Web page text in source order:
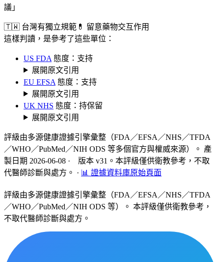
議」
🇹🇼 台灣有獨立規範 💊 留意藥物交互作用
這樣判讀，是參考了這些單位：
US FDA 態度：支持
展開原文引用
EU EFSA 態度：支持
展開原文引用
UK NHS 態度：持保留
展開原文引用
評級由多源健康證據引擎彙整（FDA／EFSA／NHS／TFDA
／WHO／PubMed／NIH ODS 等多個官方與權威來源）。 產
製日期 2026-06-08 · 版本 v31。本評級僅供衛教參考，不取
代醫師診斷與處方。 · 📊 證據資料庫原始頁面
評級由多源健康證據引擎彙整（FDA／EFSA／NHS／TFDA
／WHO／PubMed／NIH ODS 等）。 本評級僅供衛教參考，
不取代醫師診斷與處方。